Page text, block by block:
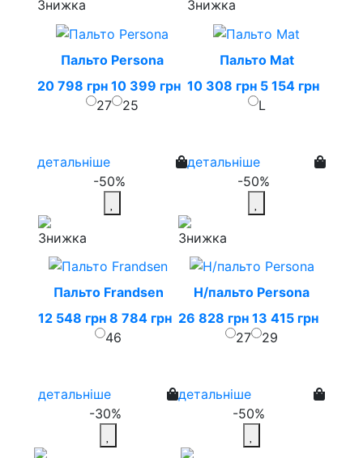
Пальто Persona
20 798 грн 10 399 грн
27
25
детальніше
-50%
Пальто Mat
10 308 грн 5 154 грн
L
детальніше
-50%
Пальто Frandsen
12 548 грн 8 784 грн
46
детальніше
-30%
Н/пальто Persona
26 828 грн 13 415 грн
27
29
детальніше
-50%